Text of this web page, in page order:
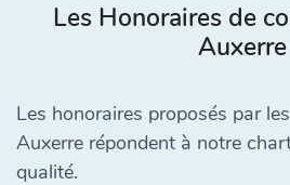
Les Honoraires de
Auxerre
Les honoraires proposés par
Auxerre répondent à notre
qualité.